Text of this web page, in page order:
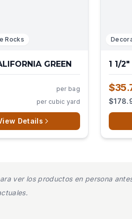
Rocks
GREEN
per bag
per cubic yard
Details
1 1/
ver los productos en persona